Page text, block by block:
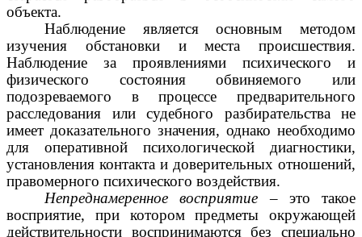
объекта.
Наблюдение является основным методом
изучения обстановки и места происшествия.
Наблюдение за проявлениями психического и
физического состояния обвиняемого или
подозреваемого в процессе предварительного
расследования или судебного разбирательства не
имеет доказательного значения, однако необходимо
для оперативной психологической диагностики,
установления контакта и доверительных отношений,
правомерного психического воздействия.
Непреднамеренное восприятие – это такое
восприятие, при котором предметы окружающей
действительности воспринимаются без специально